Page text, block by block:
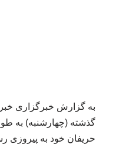
گذشته (چهارشنبه) به
حریفان خود به پیروزی